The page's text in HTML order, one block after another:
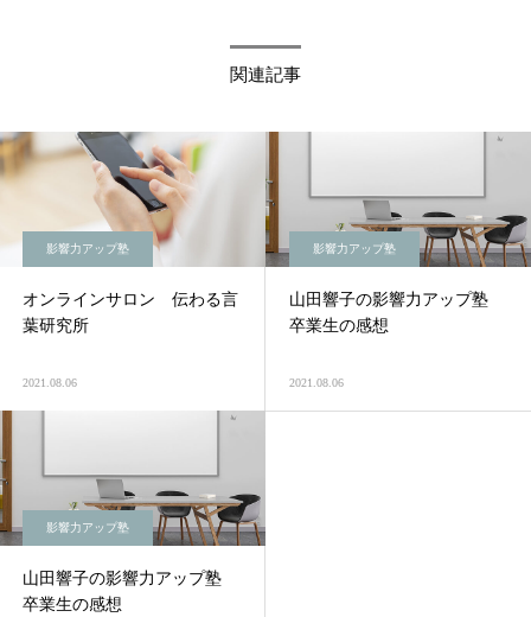
関連記事
影響力アップ塾
オンラインサロン 伝わる言
葉研究所
2021.08.06
影響力アップ塾
山田響子の影響力アップ塾
卒業生の感想
2021.08.06
影響力アップ塾
山田響子の影響力アップ塾
卒業生の感想